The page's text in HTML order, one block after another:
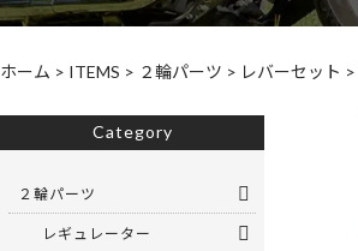
ホーム > ITEMS > ２輪パーツ > レバーセット >
Category
２輪パーツ
レギュレーター